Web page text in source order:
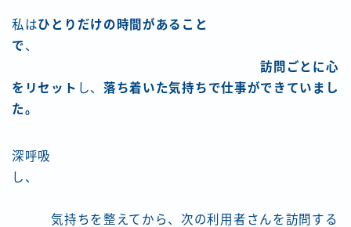
私はひとりだけの時間があること
で、
訪問ごとに心
をリセット し、 落ち着いた気持ちで仕事ができていまし
た。
深呼吸
し、
気持ちを整えてから、次の利用者さんを訪問する